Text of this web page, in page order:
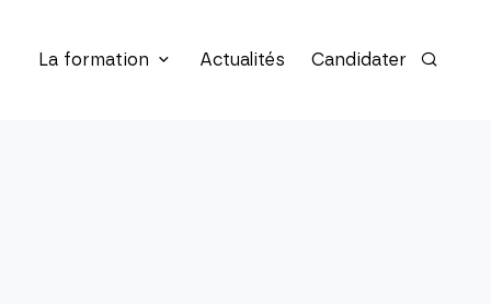
La formation Actualités Candidater